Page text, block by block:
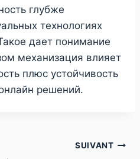
глубже
технологиях
дает понимание
механизация влияет
плюс устойчивость
решений.
SUIVANT